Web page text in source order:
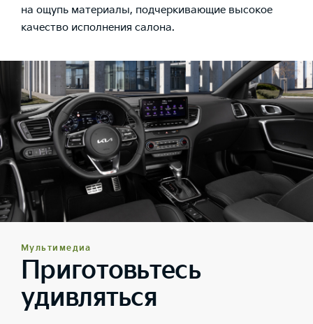
на ощупь материалы, подчеркивающие высокое
качество исполнения салона.
Мультимедиа
Приготовьтесь
удивляться